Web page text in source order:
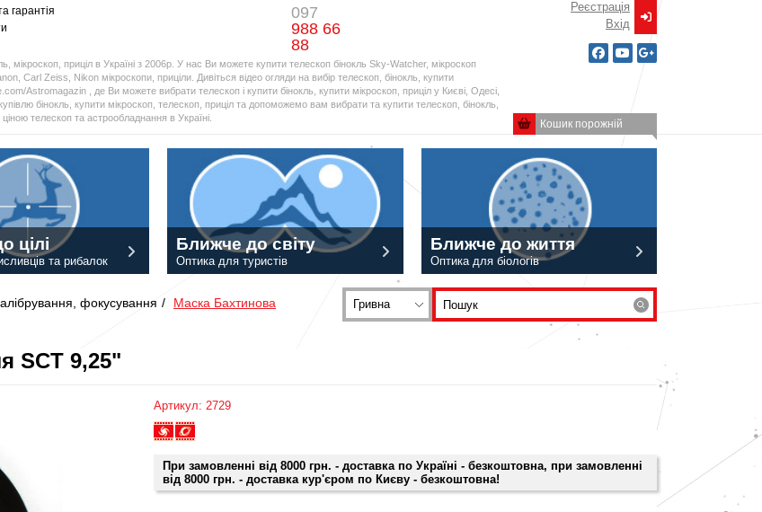
гарантія
097
988 66
88
мікроскоп, приціл в Україні з 2006р. У нас Ви можете купити телескоп бінокль Sky-Watcher, мікроскоп
Carl Zeiss, Nikon мікроскопи, приціли. Дивіться відео огляди на вибір телескоп, бінокль, купити
Astromagazin , де Ви можете вибрати телескоп і купити бінокль, купити мікроскоп, приціл у Києві, Одесі,
бінокль, купити мікроскоп, телескоп, приціл та допоможемо вам вибрати та купити телескоп, бінокль,
телескоп та астрообладнання в Україні.
Реєстрація
Вxід
Кошик порожній
цілі
та рибалок
Ближче до світу
Оптика для туристів
Ближче до життя
Оптика для біологів
фокусування /
Маска Бахтинова
Гривна
SCT 9,25"
Артикул: 2729
При замовленні від 8000 грн. - доставка по Україні - безкоштовна, при замовленні
від 8000 грн. - доставка кур'єром по Києву - безкоштовна!